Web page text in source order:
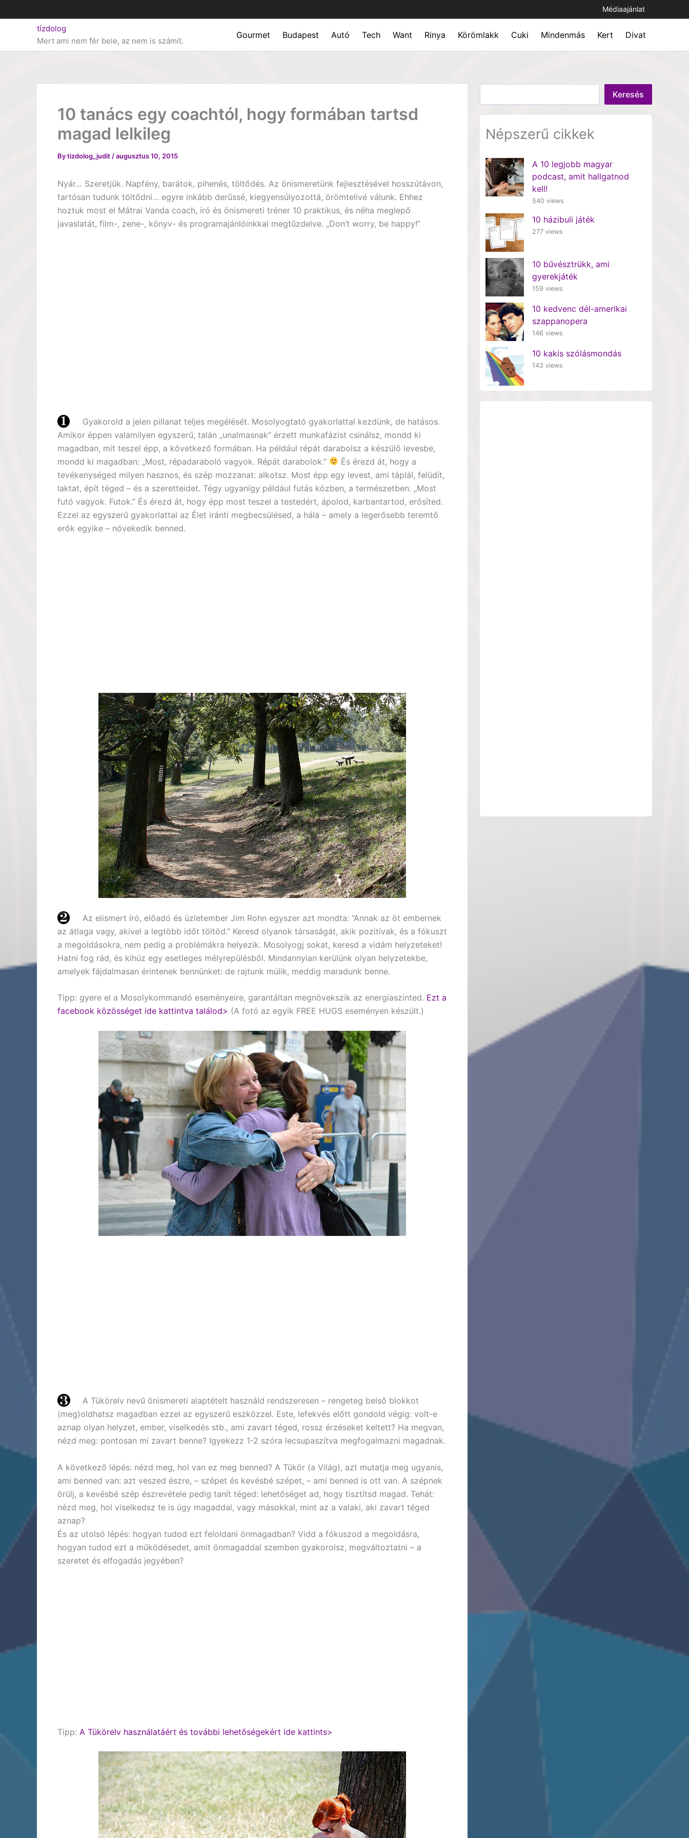
to
Médiaajánlat
tízdolog
Mert ami nem fér bele, az nem is számít.
Gourmet Budapest Autó Tech Want Rinya Körömlakk Cuki Mindenmás Kert Divat
10 tanács egy coachtól, hogy formában tartsd
magad lelkileg
Bytizdolog_judit /augusztus 10, 2015
Nyár… Szeretjük. Napfény, barátok, pihenés, töltődés. Az önismeretünk fejlesztésével hosszútávon,
tartósan tudunk töltődni… egyre inkább derűssé, kiegyensúlyozottá, örömtelivé válunk. Ehhez
hoztuk most el Mátrai Vanda coach, író és önismereti tréner 10 praktikus, és néha meglepő
javaslatát, film-, zene-, könyv- és programajánlóinkkal megtűzdelve. „Don’t worry, be happy!”
Gyakorold a jelen pillanat teljes megélését. Mosolyogtató gyakorlattal kezdünk, de hatásos.
Amikor éppen valamilyen egyszerű, talán „unalmasnak” érzett munkafázist csinálsz, mondd ki
magadban, mit teszel épp, a következő formában. Ha például répát darabolsz a készülő levesbe,
mondd ki magadban: „Most, répadaraboló vagyok. Répát darabolok.”
És érezd át, hogy a
tevékenységed milyen hasznos, és szép mozzanat: alkotsz. Most épp egy levest, ami táplál, felüdít,
laktat, épít téged – és a szeretteidet. Tégy ugyanígy például futás közben, a természetben. „Most
futó vagyok. Futok.” És érezd át, hogy épp most teszel a testedért, ápolod, karbantartod, erősíted.
Ezzel az egyszerű gyakorlattal az Élet iránti megbecsülésed, a hála – amely a legerősebb teremtő
erők egyike – növekedik benned.
Az elismert író, előadó és üzletember Jim Rohn egyszer azt mondta: “Annak az öt embernek
az átlaga vagy, akivel a legtöbb időt töltöd.” Keresd olyanok társaságát, akik pozitívak, és a fókuszt
a megoldásokra, nem pedig a problémákra helyezik. Mosolyogj sokat, keresd a vidám helyzeteket!
Hatni fog rád, és kihúz egy esetleges mélyrepülésből. Mindannyian kerülünk olyan helyzetekbe,
amelyek fájdalmasan érintenek bennünket: de rajtunk múlik, meddig maradunk benne.
Tipp: gyere el a Mosolykommandó eseményeire, garantáltan megnövekszik az energiaszinted. Ezt a
facebook közösséget ide kattintva találod> (A fotó az egyik FREE HUGS eseményen készült.)
A Tükörelv nevű önismereti alaptételt használd rendszeresen – rengeteg belső blokkot
(meg)oldhatsz magadban ezzel az egyszerű eszközzel. Este, lefekvés előtt gondold végig: volt-e
aznap olyan helyzet, ember, viselkedés stb., ami zavart téged, rossz érzéseket keltett? Ha megvan,
nézd meg: pontosan mi zavart benne? Igyekezz 1-2 szóra lecsupaszítva megfogalmazni magadnak.
A következő lépés: nézd meg, hol van ez meg benned? A Tükör (a Világ), azt mutatja meg ugyanis,
ami benned van: azt veszed észre, – szépet és kevésbé szépet, – ami benned is ott van. A szépnek
örülj, a kevésbé szép észrevétele pedig tanít téged: lehetőséget ad, hogy tisztítsd magad. Tehát:
nézd meg, hol viselkedsz te is úgy magaddal, vagy másokkal, mint az a valaki, aki zavart téged
aznap?
És az utolsó lépés: hogyan tudod ezt feloldani önmagadban? Vidd a fókuszod a megoldásra,
hogyan tudod ezt a működésedet, amit önmagaddal szemben gyakorolsz, megváltoztatni – a
szeretet és elfogadás jegyében?
Tipp: A Tükörelv használatáért és további lehetőségekért ide kattints>
Keresés
Népszerű cikkek
A 10 legjobb magyar
podcast, amit hallgatnod
kell!
540 views
10 házibuli játék
277 views
10 bűvésztrükk, ami
gyerekjáték
159 views
10 kedvenc dél-amerikai
szappanopera
146 views
10 kakis szólásmondás
143 views